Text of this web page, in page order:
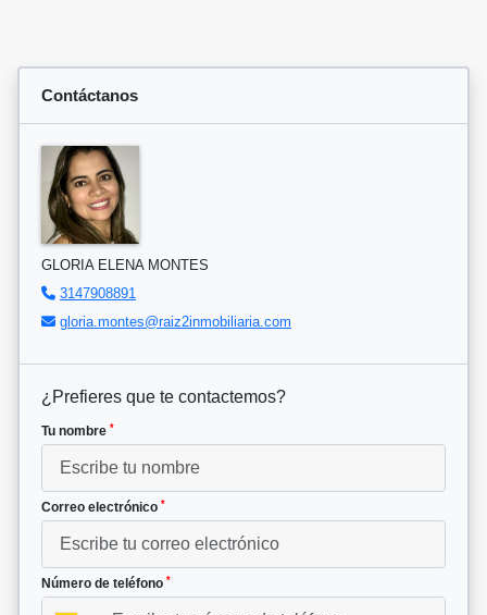
Contáctanos
GLORIA ELENA MONTES
3147908891
gloria.montes@raiz2inmobiliaria.com
¿Prefieres que te contactemos?
Tu nombre *
Correo electrónico *
Número de teléfono *